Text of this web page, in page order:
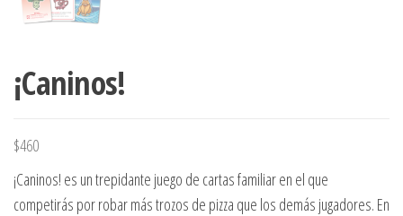
¡Caninos!
$460
¡Caninos! es un trepidante juego de cartas familiar en el que
competirás por robar más trozos de pizza que los demás jugadores. En